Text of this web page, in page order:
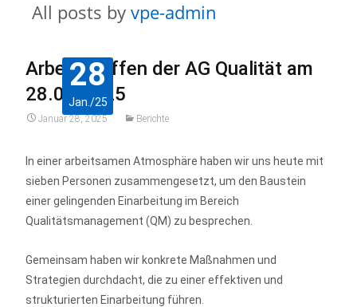
All posts by vpe-admin
28
Jan./25
Arbeitstreffen der AG Qualität am
28.01.2025
Januar 28, 2025 Berichte
In einer arbeitsamen Atmosphäre haben wir uns heute mit
sieben Personen zusammengesetzt, um den Baustein
einer gelingenden Einarbeitung im Bereich
Qualitätsmanagement (QM) zu besprechen.
Gemeinsam haben wir konkrete Maßnahmen und
Strategien durchdacht, die zu einer effektiven und
strukturierten Einarbeitung führen.